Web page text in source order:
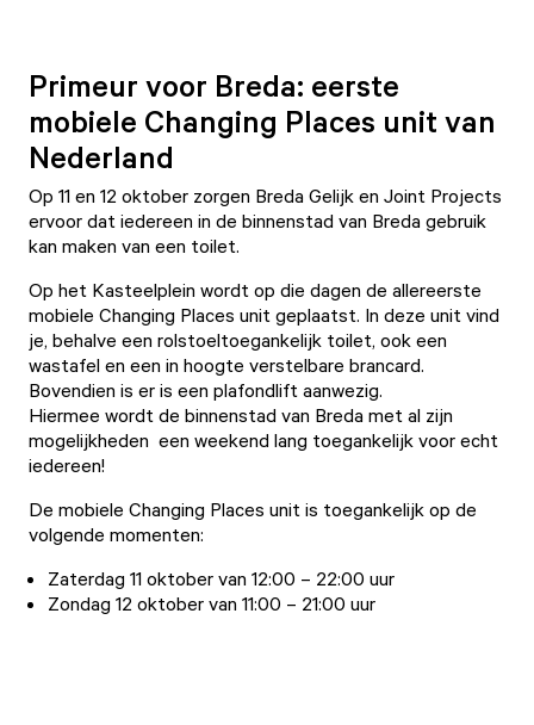
Primeur voor Breda: eerste
mobiele Changing Places unit van
Nederland
Op 11 en 12 oktober zorgen Breda Gelijk en Joint Projects
ervoor dat iedereen in de binnenstad van Breda gebruik
kan maken van een toilet.
Op het Kasteelplein wordt op die dagen de allereerste
mobiele Changing Places unit geplaatst. In deze unit vind
je, behalve een rolstoeltoegankelijk toilet, ook een
wastafel en een in hoogte verstelbare brancard.
Bovendien is er is een plafondlift aanwezig.
Hiermee wordt de binnenstad van Breda met al zijn
mogelijkheden een weekend lang toegankelijk voor echt
iedereen!
De mobiele Changing Places unit is toegankelijk op de
volgende momenten:
Zaterdag 11 oktober van 12:00 – 22:00 uur
Zondag 12 oktober van 11:00 – 21:00 uur